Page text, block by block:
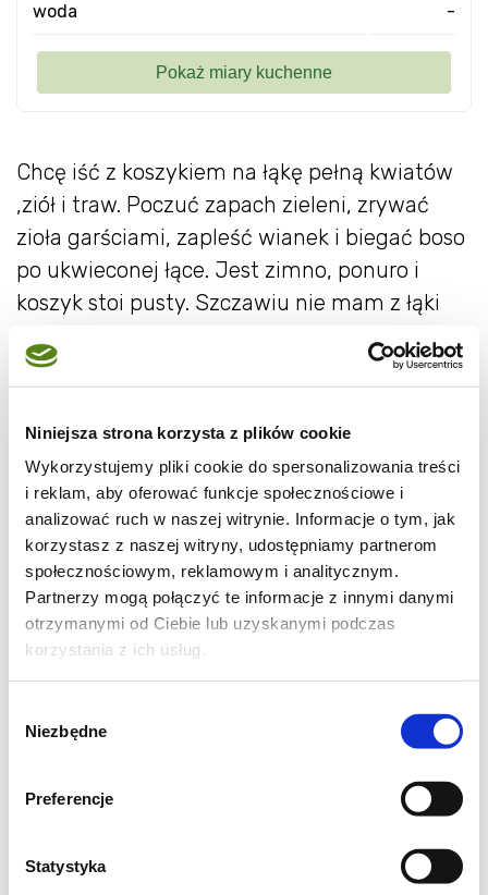
Niniejsza strona korzysta z plików cookie
Wykorzystujemy pliki cookie do spersonalizowania treści
i reklam, aby oferować funkcje społecznościowe i
analizować ruch w naszej witrynie. Informacje o tym, jak
korzystasz z naszej witryny, udostępniamy partnerom
społecznościowym, reklamowym i analitycznym.
Partnerzy mogą połączyć te informacje z innymi danymi
otrzymanymi od Ciebie lub uzyskanymi podczas
korzystania z ich usług.
zgody
Niezbędne
Preferencje
Statystyka
Chcę iść z koszykiem na łąkę pełną kwiatów
,ziół i traw. Poczuć zapach zieleni, zrywać
zioła garściami, zapleść wianek i biegać boso
po ukwieconej łące. Jest zimno, ponuro i
koszyk stoi pusty. Szczawiu nie mam z łąki
niego zupę szczawiową.
Zupa szczawiowa
słoiczek szczawiu
1 łyżka masła
1 łyżka mąki
2 łyżki śmietany
porcja rosołowa
pieprz,sól do smaku
Ugotować porcję rosołową. Wlać słoiczek
woda
-